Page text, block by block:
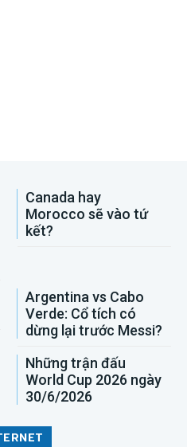
Canada hay
Morocco sẽ vào tứ
kết?
Argentina vs Cabo
Verde: Cổ tích có
dừng lại trước Messi?
Những trận đấu
World Cup 2026 ngày
30/6/2026